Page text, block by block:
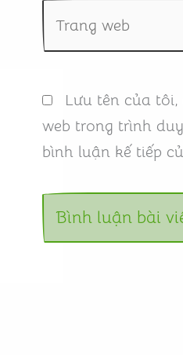
Trang
web
Lưu tên của
web trong trình
bình luận kế tiếp